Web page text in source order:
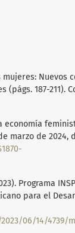
Nuevos
187-211).
economía
marzo de 2024,
Programa
para el
06/14/4739/